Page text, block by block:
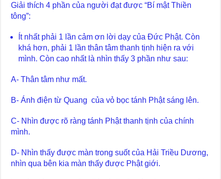
Giải thích 4 phần của người đạt được “Bí mật Thiền
tông”:
Ít nhất phải 1 lần cảm ơn lời dạy của Đức Phật. Còn
khá hơn, phải 1 lần thân tâm thanh tịnh hiện ra với
mình. Còn cao nhất là nhìn thấy 3 phần như sau:
A- Thân tâm như mất.
B- Ánh điện từ Quang của vỏ bọc tánh Phật sáng lên.
C- Nhìn được rõ ràng tánh Phật thanh tịnh của chính
mình.
D- Nhìn thấy được màn trong suốt của Hải Triều Dương,
nhìn qua bên kia màn thấy được Phật giới.